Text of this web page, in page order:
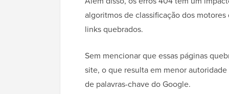
algoritmos de classificação dos
links quebrados.
Sem mencionar que essas páginas
site, o que resulta em menor
de palavras-chave do Google.